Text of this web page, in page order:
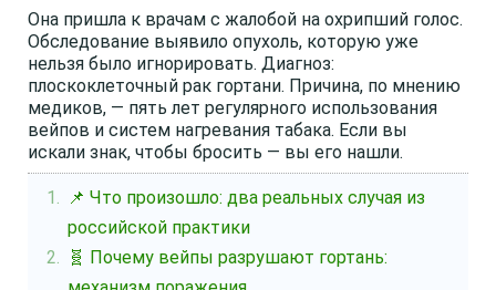
Она пришла к врачам с жалобой на охрипший голос.
Обследование выявило опухоль, которую уже
нельзя было игнорировать. Диагноз:
плоскоклеточный рак гортани. Причина, по мнению
медиков, — пять лет регулярного использования
вейпов и систем нагревания табака. Если вы
искали знак, чтобы бросить — вы его нашли.
📌 Что произошло: два реальных случая из
российской практики
🧬 Почему вейпы разрушают гортань: